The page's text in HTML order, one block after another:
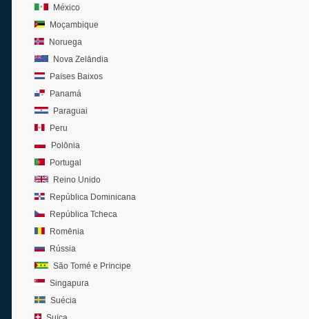
México
Moçambique
Noruega
Nova Zelândia
Países Baixos
Panamá
Paraguai
Peru
Polônia
Portugal
Reino Unido
República Dominicana
República Tcheca
Romênia
Rússia
São Tomé e Príncipe
Singapura
Suécia